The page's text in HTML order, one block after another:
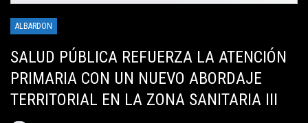
ALBARDON
SALUD PÚBLICA REFUERZA LA ATENCIÓN
PRIMARIA CON UN NUEVO ABORDAJE
TERRITORIAL EN LA ZONA SANITARIA III